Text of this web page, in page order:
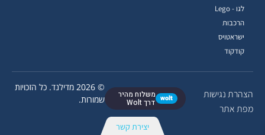
הצהרת נגישות
מפת אתר
wolt משלוח מהיר
דרך Wolt
© 2026 מדילנד. כל הזכויות
שמורות.
לגו - Lego
הרכבות
ישראטויס
קודקוד
יצירת קשר